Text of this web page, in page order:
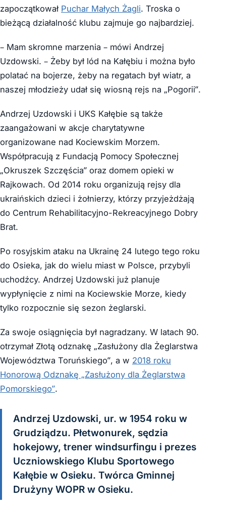
zapoczątkował Puchar Małych Żagli. Troska o
bieżącą działalność klubu zajmuje go najbardziej.
– Mam skromne marzenia – mówi Andrzej
Uzdowski. – Żeby był lód na Kałębiu i można było
polatać na bojerze, żeby na regatach był wiatr, a
naszej młodzieży udał się wiosną rejs na „Pogorii”.
Andrzej Uzdowski i UKS Kałębie są także
zaangażowani w akcje charytatywne
organizowane nad Kociewskim Morzem.
Współpracują z Fundacją Pomocy Społecznej
„Okruszek Szczęścia” oraz domem opieki w
Rajkowach. Od 2014 roku organizują rejsy dla
ukraińskich dzieci i żołnierzy, którzy przyjeżdżają
do Centrum Rehabilitacyjno-Rekreacyjnego Dobry
Brat.
Po rosyjskim ataku na Ukrainę 24 lutego tego roku
do Osieka, jak do wielu miast w Polsce, przybyli
uchodźcy. Andrzej Uzdowski już planuje
wypłynięcie z nimi na Kociewskie Morze, kiedy
tylko rozpocznie się sezon żeglarski.
Za swoje osiągnięcia był nagradzany. W latach 90.
otrzymał Złotą odznakę „Zasłużony dla Żeglarstwa
Województwa Toruńskiego”, a w 2018 roku
Honorową Odznakę „Zasłużony dla Żeglarstwa
Pomorskiego”.
Andrzej Uzdowski, ur. w 1954 roku w
Grudziądzu. Płetwonurek, sędzia
hokejowy, trener windsurfingu i prezes
Uczniowskiego Klubu Sportowego
Kałębie w Osieku. Twórca Gminnej
Drużyny WOPR w Osieku.